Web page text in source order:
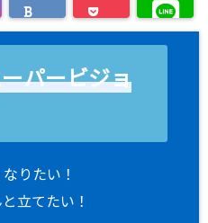
パービジョ
りたい！
立てたい！